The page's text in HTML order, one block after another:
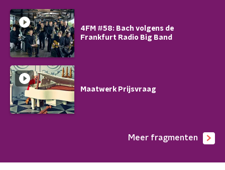
4FM #58: Bach volgens de
Frankfurt Radio Big Band
Maatwerk Prijsvraag
Meer fragmenten